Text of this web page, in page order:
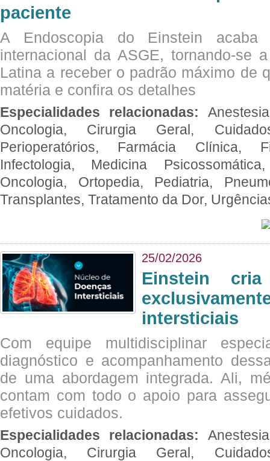
paciente
A Endoscopia do Einstein
internacional da ASGE, tornando-se
Latina a receber o padrão máximo de
matéria e confira os detalhes
Especialidades relacionadas:
Oncologia, Cirurgia Geral,
Perioperatórios, Farmácia Clínica,
Infectologia, Medicina
Oncologia, Ortopedia, Pediatria,
Transplantes, Tratamento da Dor,
25/02/2026
Einstein
intersticiais
Com equipe multidisciplinar
diagnóstico e acompanhamento
de uma abordagem integrada. Ali,
contam com todo o apoio para
efetivos cuidados.
Especialidades relacionadas:
Oncologia, Cirurgia Geral,